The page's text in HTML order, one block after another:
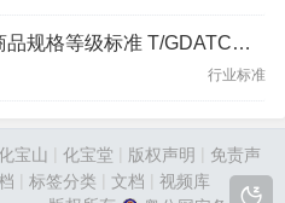
毛橘红(胎)药材商品规格等级标准 T/GDATCM 0004－2023
行业标准
宝山 | 化宝堂 | 版权声明 | 免责声
| 标签分类 | 文档 | 视频库